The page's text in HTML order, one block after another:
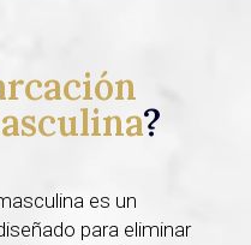
?
es un
para eliminar